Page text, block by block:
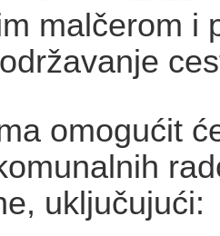
malčerom i
omogućit
uključujući: